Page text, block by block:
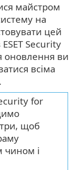
майстром
на
цей
ESET Security
оновлення ви
всіма
for
щоб
чином і